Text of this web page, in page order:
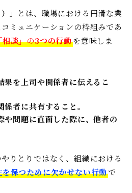
」とは、職場における円滑な業
ミュニケーションの枠組みであ
相談」の3つの行動を意味しま
果を上司や関係者に伝えるこ
者に共有すること。
や問題に直面した際に、他者の
りとりではなく、組織における
保つために欠かせない行動で